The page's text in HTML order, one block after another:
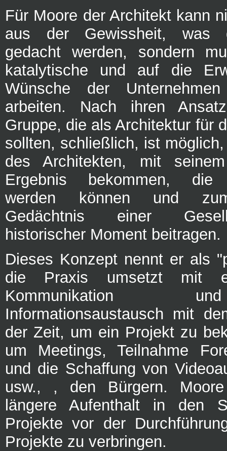
Für Moore der Architekt kann
aus der Gewissheit, was
gedacht werden, sondern
katalytische und auf die
Wünsche der
arbeiten. Nach ihren
Gruppe, die als Architektur für
sollten, schließlich, ist
des Architekten, mit
Ergebnis bekommen, die
werden können und
Gedächtnis einer
historischer Moment beitragen.
Dieses Konzept nennt er als
die Praxis umsetzt mit
Kommunikation
Informationsaustausch mit
der Zeit, um ein Projekt zu
um Meetings, Teilnahme
und die Schaffung von
usw., , den Bürgern.
längere Aufenthalt in den
Projekte vor der
Projekte zu verbringen.